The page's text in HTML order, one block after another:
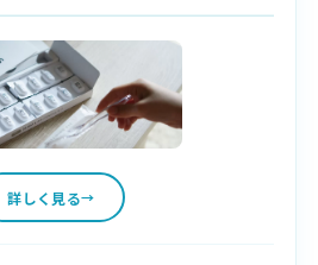
詳しく見る